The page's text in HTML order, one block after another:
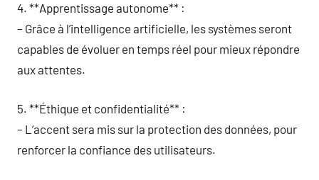
4. **Apprentissage autonome** :
– Grâce à l’intelligence artificielle, les systèmes seront
capables de évoluer en temps réel pour mieux répondre
aux attentes.
5. **Éthique et confidentialité** :
– L’accent sera mis sur la protection des données, pour
renforcer la confiance des utilisateurs.